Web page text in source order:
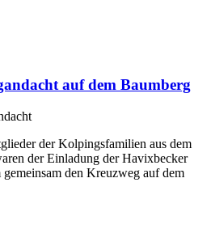
auf dem Baumberg
der Kolpingsfamilien aus dem
der Einladung der Havixbecker
den Kreuzweg auf dem